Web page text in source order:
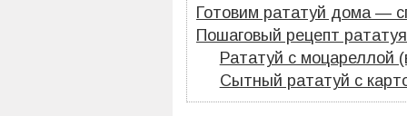
Готовим рататуй дома —
Пошаговый рецепт рататуя
Рататуй с моцареллой
Сытный рататуй с